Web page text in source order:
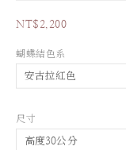
NT$2,200
蝴蝶結色系
尺寸